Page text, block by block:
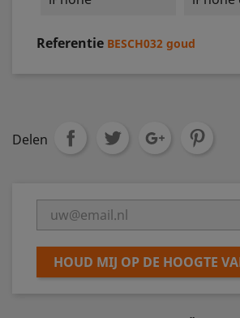
Referentie BESCH032 goud
Delen
HOUD MIJ OP DE HOOGTE